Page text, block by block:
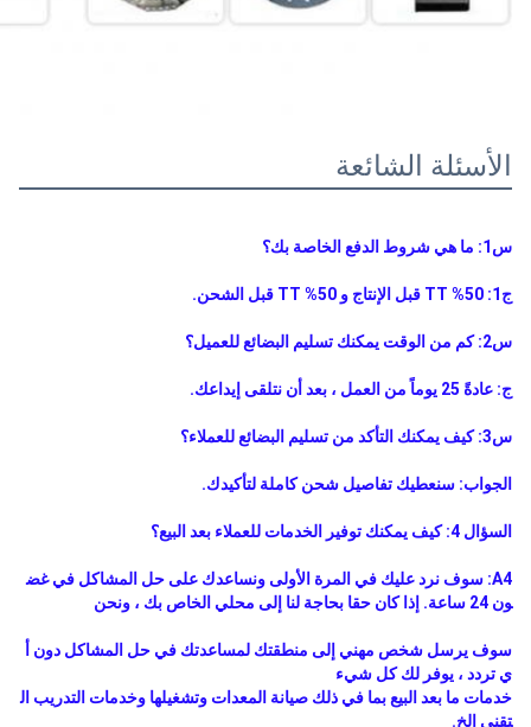
الأسئلة الشائعة
س1: ما هي شروط الدفع الخاصة بك؟
ج1: 50% TT قبل الإنتاج و 50% TT قبل الشحن.
س2: كم من الوقت يمكنك تسليم البضائع للعميل؟
ج: عادةً 25 يوماً من العمل ، بعد أن نتلقى إيداعك.
س3: كيف يمكنك التأكد من تسليم البضائع للعملاء؟
الجواب: سنعطيك تفاصيل شحن كاملة لتأكيدك.
السؤال 4: كيف يمكنك توفير الخدمات للعملاء بعد البيع؟
A4: سوف نرد عليك في المرة الأولى ونساعدك على حل المشاكل في غض
ون 24 ساعة. إذا كان حقا بحاجة لنا إلى محلي الخاص بك ، ونحن
سوف يرسل شخص مهني إلى منطقتك لمساعدتك في حل المشاكل دون أ
ي تردد ، يوفر لك كل شيء
خدمات ما بعد البيع بما في ذلك صيانة المعدات وتشغيلها وخدمات التدريب ال
تقني الخ.